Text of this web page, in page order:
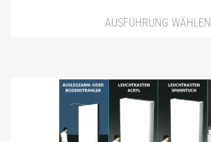
DREIECK PYLONE B200CM
DREIECK PYLONE B300CM
DREIECK PYLONE B100CM BELEUCHTET
DREIECK PYLONE B125CM BELEUCHTET
AUSFÜHRUNG WÄHLEN